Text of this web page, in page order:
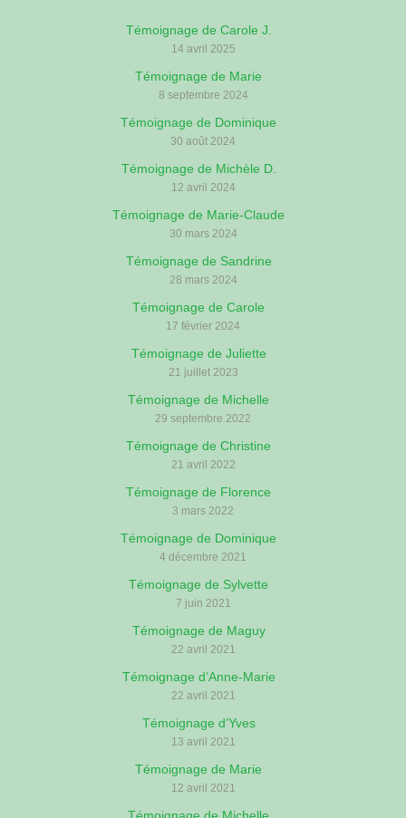
Témoignage de Carole J.
14 avril 2025
Témoignage de Marie
8 septembre 2024
Témoignage de Dominique
30 août 2024
Témoignage de Michèle D.
12 avril 2024
Témoignage de Marie-Claude
30 mars 2024
Témoignage de Sandrine
28 mars 2024
Témoignage de Carole
17 février 2024
Témoignage de Juliette
21 juillet 2023
Témoignage de Michelle
29 septembre 2022
Témoignage de Christine
21 avril 2022
Témoignage de Florence
3 mars 2022
Témoignage de Dominique
4 décembre 2021
Témoignage de Sylvette
7 juin 2021
Témoignage de Maguy
22 avril 2021
Témoignage d’Anne-Marie
22 avril 2021
Témoignage d’Yves
13 avril 2021
Témoignage de Marie
12 avril 2021